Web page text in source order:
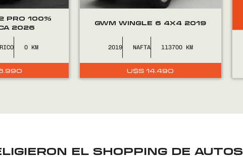
PRO 100%
2026
0
GWM WINGLE 6 4X4 2019
2019 NAFTA 113700
U$S14.490
EL SHOPPING DE AUTOS